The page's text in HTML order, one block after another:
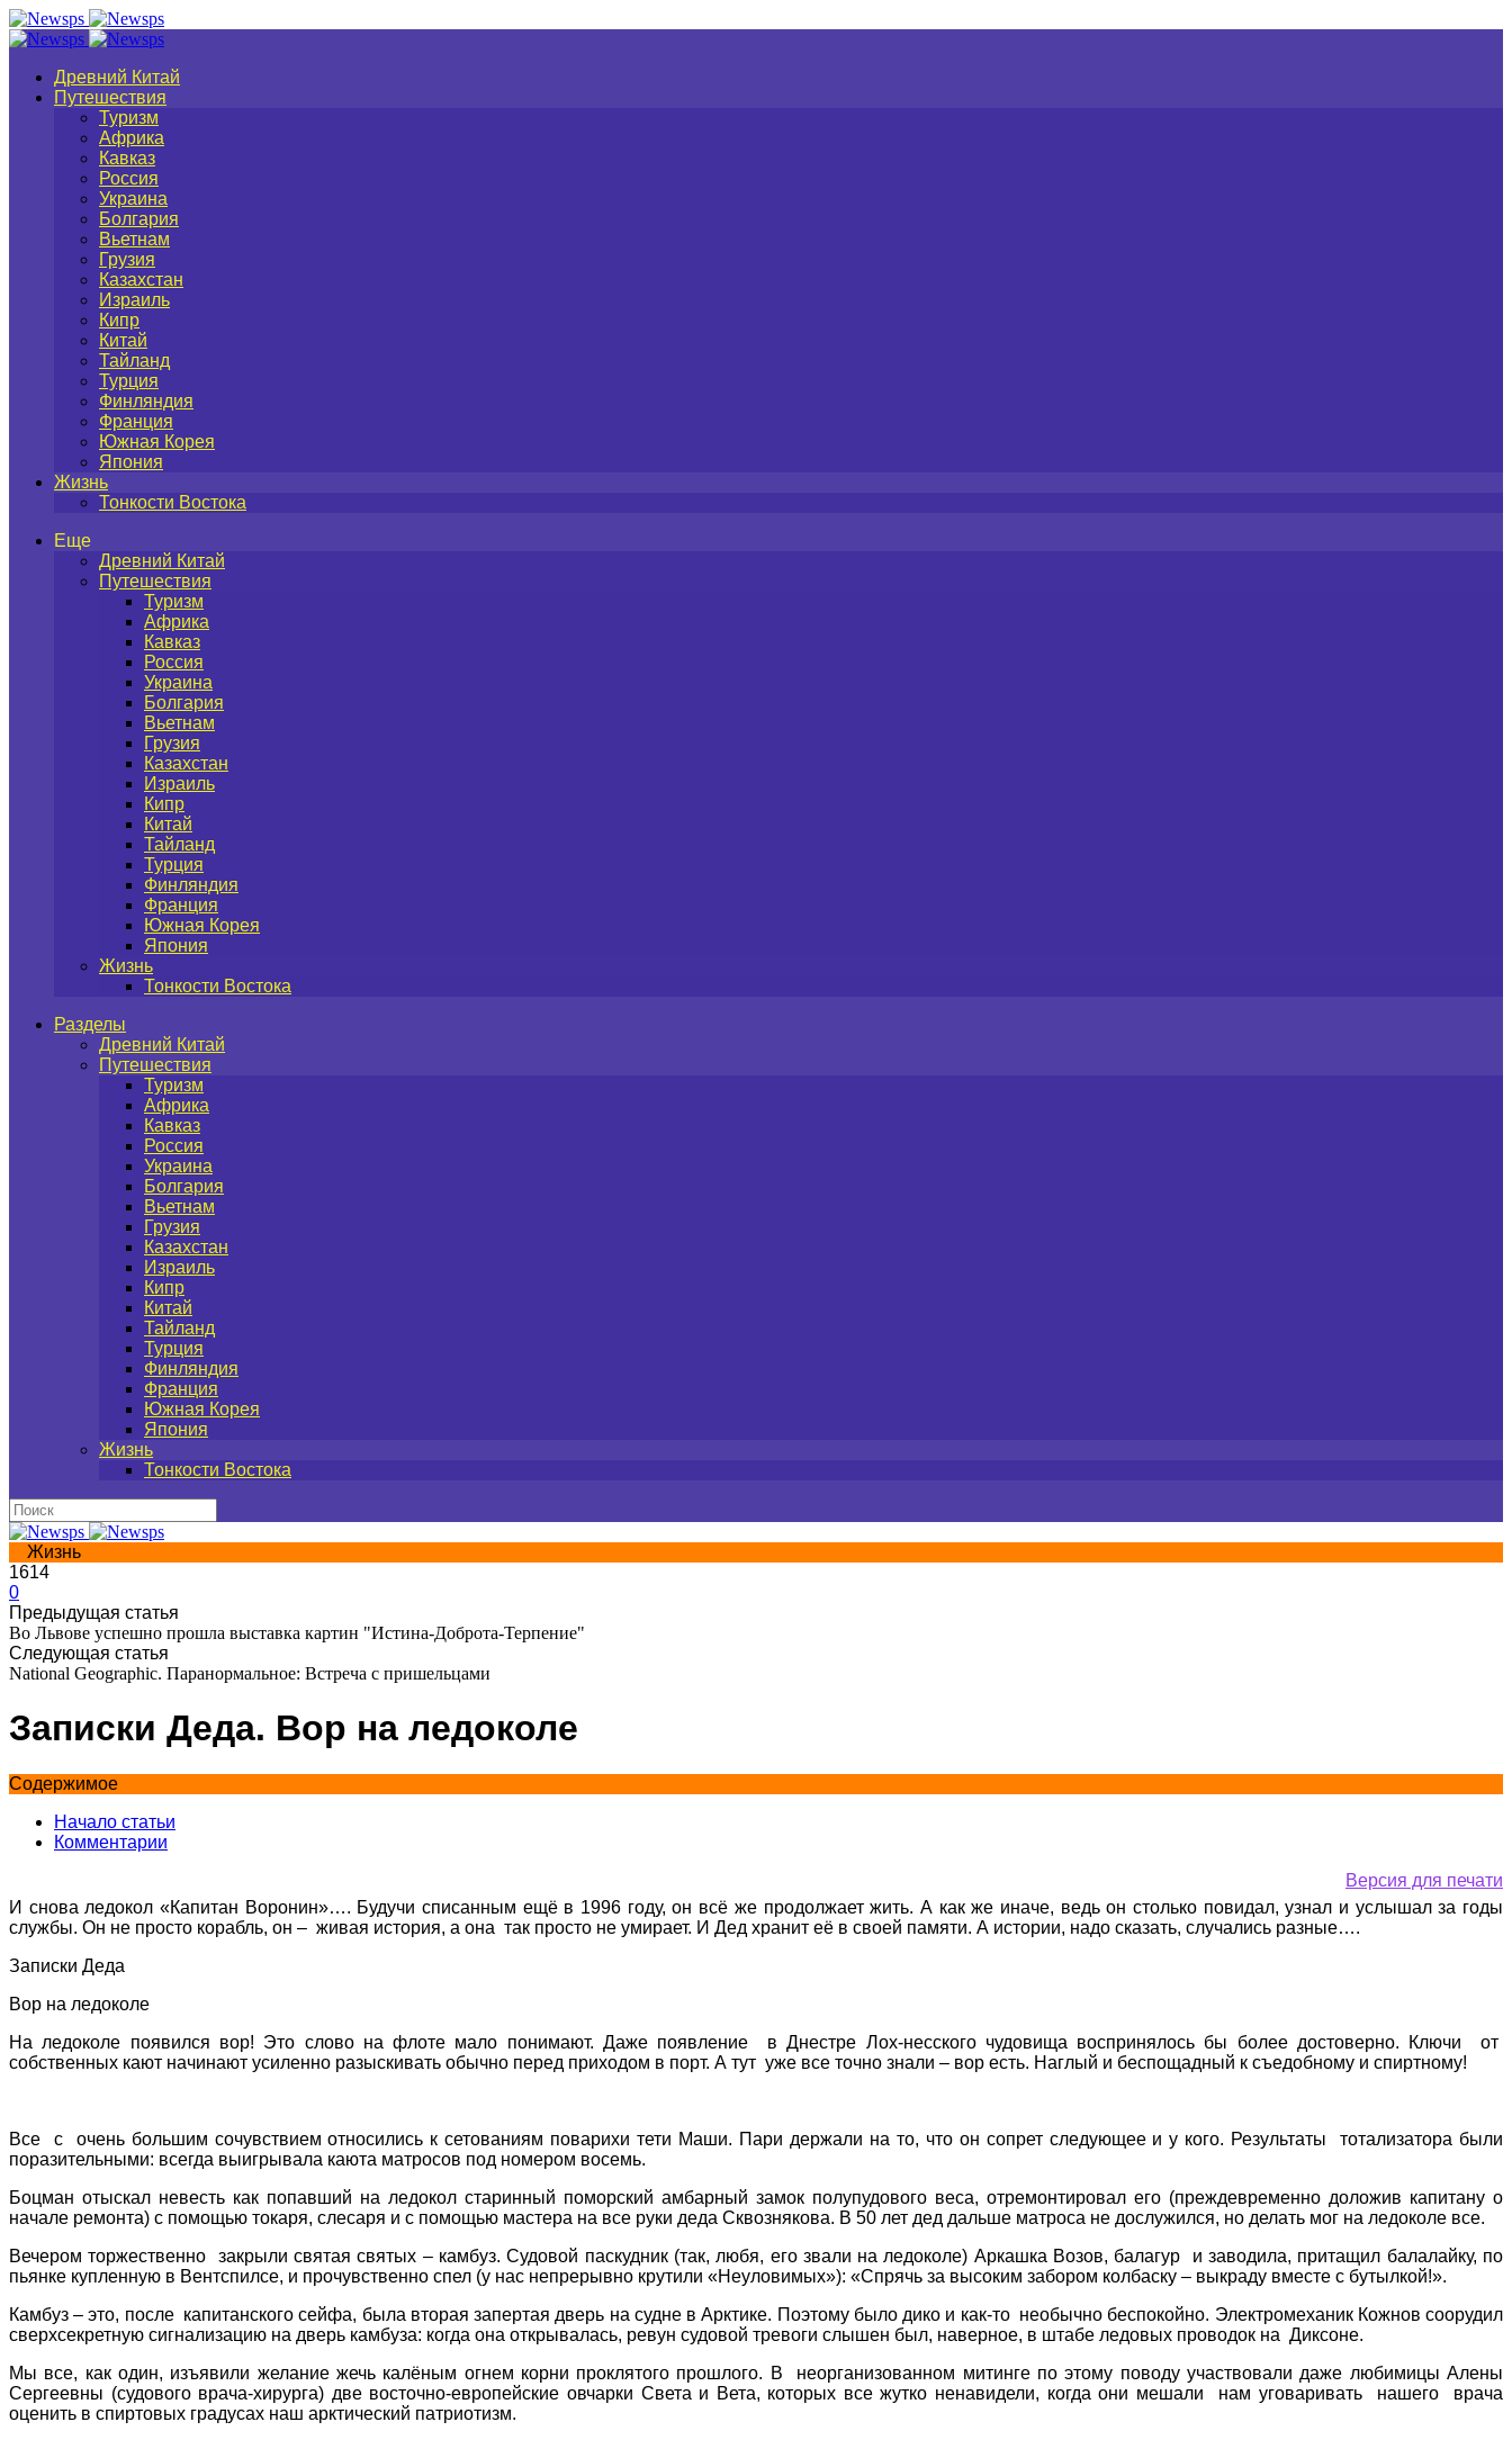
Древний Китай
Путешествия
Туризм
Африка
Кавказ
Россия
Украина
Болгария
Вьетнам
Грузия
Казахстан
Израиль
Кипр
Китай
Тайланд
Турция
Финляндия
Франция
Южная Корея
Япония
Жизнь
Тонкости Востока
Еще
Древний Китай
Путешествия
Туризм
Африка
Кавказ
Россия
Украина
Болгария
Вьетнам
Грузия
Казахстан
Израиль
Кипр
Китай
Тайланд
Турция
Финляндия
Франция
Южная Корея
Япония
Жизнь
Тонкости Востока
Разделы
Древний Китай
Путешествия
Туризм
Африка
Кавказ
Россия
Украина
Болгария
Вьетнам
Грузия
Казахстан
Израиль
Кипр
Китай
Тайланд
Турция
Финляндия
Франция
Южная Корея
Япония
Жизнь
Тонкости Востока
Жизнь
1614
0
Предыдущая статья
Во Львове успешно прошла выставка картин "Истина-Доброта-Терпение"
Следующая статья
National Geographic. Паранормальное: Встреча с пришельцами
Записки Деда. Вор на ледоколе
Содержимое
Начало статьи
Комментарии
Версия для печати
И снова ледокол «Капитан Воронин»…. Будучи списанным ещё в 1996 году, он всё же продолжает жить. А как же иначе, ведь он столько повидал, узнал и услышал за годы
службы. Он не просто корабль, он – живая история, а она так просто не умирает. И Дед хранит её в своей памяти. А истории, надо сказать, случались разные….
Записки Деда
Вор на ледоколе
На ледоколе появился вор! Это слово на флоте мало понимают. Даже появление в Днестре Лох-несского чудовища воспринялось бы более достоверно. Ключи от
собственных кают начинают усиленно разыскивать обычно перед приходом в порт. А тут уже все точно знали – вор есть. Наглый и беспощадный к съедобному и спиртному!
Все с очень большим сочувствием относились к сетованиям поварихи тети Маши. Пари держали на то, что он сопрет следующее и у кого. Результаты тотализатора были
поразительными: всегда выигрывала каюта матросов под номером восемь.
Боцман отыскал невесть как попавший на ледокол старинный поморский амбарный замок полупудового веса, отремонтировал его (преждевременно доложив капитану о
начале ремонта) с помощью токаря, слесаря и с помощью мастера на все руки деда Сквознякова. В 50 лет дед дальше матроса не дослужился, но делать мог на ледоколе все.
Вечером торжественно закрыли святая святых – камбуз. Судовой паскудник (так, любя, его звали на ледоколе) Аркашка Возов, балагур и заводила, притащил балалайку, по
пьянке купленную в Вентспилсе, и прочувственно спел (у нас непрерывно крутили «Неуловимых»): «Спрячь за высоким забором колбаску – выкраду вместе с бутылкой!».
Камбуз – это, после капитанского сейфа, была вторая запертая дверь на судне в Арктике. Поэтому было дико и как-то необычно беспокойно. Электромеханик Кожнов соорудил
сверхсекретную сигнализацию на дверь камбуза: когда она открывалась, ревун судовой тревоги слышен был, наверное, в штабе ледовых проводок на Диксоне.
Мы все, как один, изъявили желание жечь калёным огнем корни проклятого прошлого. В неорганизованном митинге по этому поводу участвовали даже любимицы Алены
Сергеевны (судового врача-хирурга) две восточно-европейские овчарки Света и Вета, которых все жутко ненавидели, когда они мешали нам уговаривать нашего врача
оценить в спиртовых градусах наш арктический патриотизм.